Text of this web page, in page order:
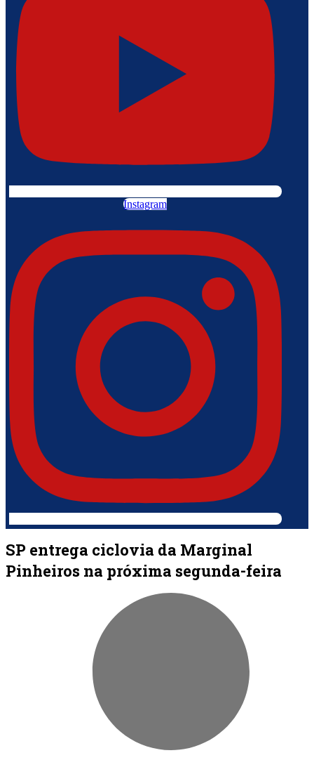
Instagram
SP entrega ciclovia da Marginal
Pinheiros na próxima segunda-feira